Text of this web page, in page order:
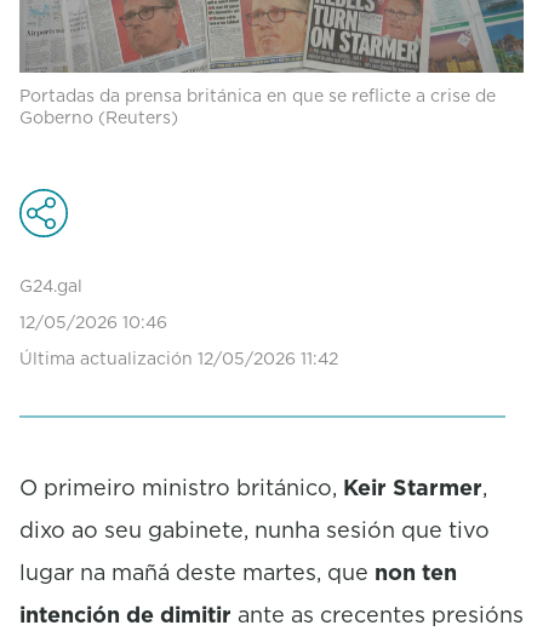
Portadas da prensa británica en que se reflicte a crise de
Goberno (Reuters)
G24.gal
12/05/2026 10:46
Última actualización 12/05/2026 11:42
O primeiro ministro británico, Keir Starmer,
dixo ao seu gabinete, nunha sesión que tivo
lugar na mañá deste martes, que non ten
intención de dimitir ante as crecentes presións